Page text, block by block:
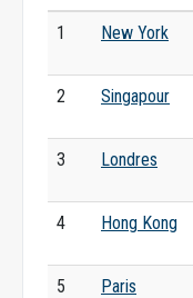
1 New York
2 Singapour
3 Londres
4 Hong Kong
5 Paris